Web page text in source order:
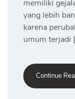
memiliki
yang lebih
karena
umum terjadi
Continue